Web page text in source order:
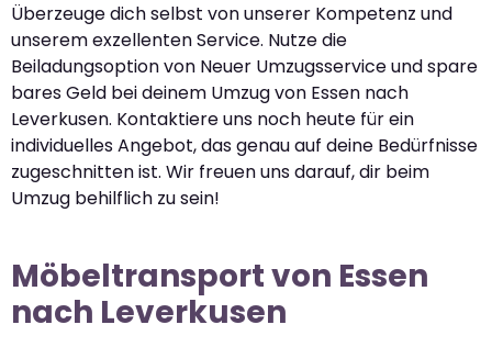
Überzeuge dich selbst von unserer Kompetenz und
unserem exzellenten Service. Nutze die
Beiladungsoption von Neuer Umzugsservice und spare
bares Geld bei deinem Umzug von Essen nach
Leverkusen. Kontaktiere uns noch heute für ein
individuelles Angebot, das genau auf deine Bedürfnisse
zugeschnitten ist. Wir freuen uns darauf, dir beim
Umzug behilflich zu sein!
Möbeltransport von Essen
nach Leverkusen